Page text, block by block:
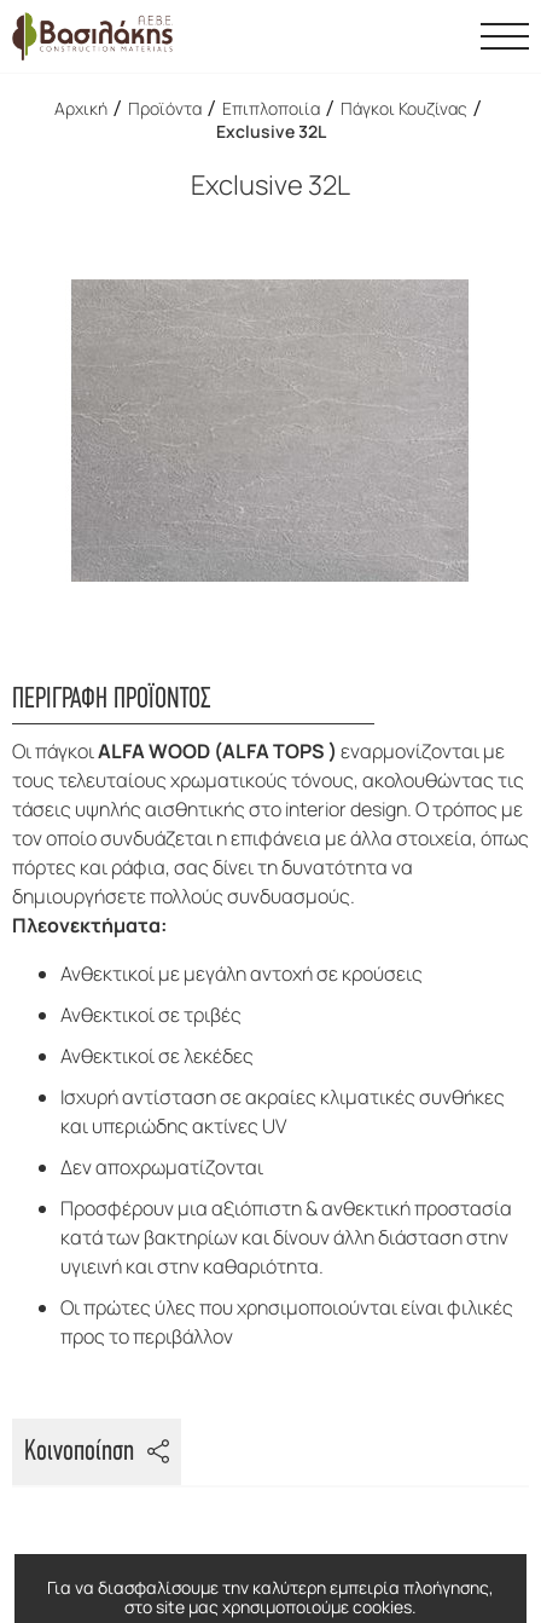
Για να διασφαλίσουμε την καλύτερη εμπειρία πλοήγησης,
στο site μας χρησιμοποιούμε cookies.
Αρχική / Προϊόντα / Επιπλοποιία / Πάγκοι Κουζίνας /
Exclusive 32L
Exclusive 32L
ΠΕΡΙΓΡΑΦΗ ΠΡΟΪΟΝΤΟΣ
Οι πάγκοιALFA WOOD (ALFA TOPS ) εναρμονίζονται με
τους τελευταίους χρωματικούς τόνους, ακολουθώντας τις
τάσεις υψηλής αισθητικής στο interior design. Ο τρόπος με
τον οποίο συνδυάζεται η επιφάνεια με άλλα στοιχεία, όπως
πόρτες και ράφια, σας δίνει τη δυνατότητα να
δημιουργήσετε πολλούς συνδυασμούς.
Πλεονεκτήματα:
Ανθεκτικοί με μεγάλη αντοχή σε κρούσεις
Ανθεκτικοί σε τριβές
Ανθεκτικοί σε λεκέδες
Ισχυρή αντίσταση σε ακραίες κλιματικές συνθήκες
και υπεριώδης ακτίνες UV
Δεν αποχρωματίζονται
Προσφέρουν μια αξιόπιστη & ανθεκτική προστασία
κατά των βακτηρίων και δίνουν άλλη διάσταση στην
υγιεινή και στην καθαριότητα.
Οι πρώτες ύλες που χρησιμοποιούνται είναι φιλικές
προς το περιβάλλον
Κοινοποίηση
ΔΕΙΤΕ ΕΠΙΣΗΣ